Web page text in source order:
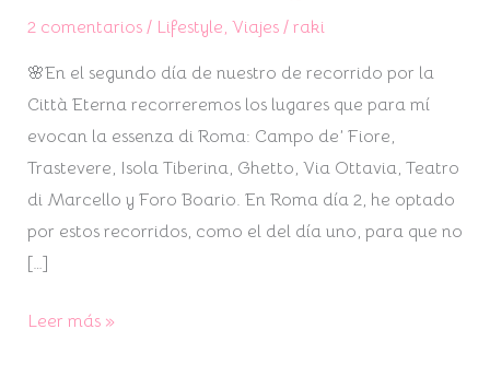
2 comentarios / Lifestyle, Viajes/ raki
🌸En el segundo día de nuestro de recorrido por la
Città Eterna recorreremos los lugares que para mí
evocan la essenza di Roma: Campo de’ Fiore,
Trastevere, Isola Tiberina, Ghetto, Via Ottavia, Teatro
di Marcello y Foro Boario. En Roma día 2, he optado
por estos recorridos, como el del día uno, para que no
[…]
3
días:
día
2,
la
essenza
di
Roma
Leer más »